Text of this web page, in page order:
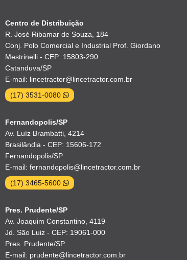
Centro de Distribuição
R. José Ribamar de Souza, 184
Conj. Polo Comercial e Industrial Prof. Giordano
Mestrinelli - CEP: 15803-290
Catanduva/SP
E-mail: lincetractor@lincetractor.com.br
(17) 3531-0080
Fernandopolis/SP
Av. Luíz Brambatti, 4214
Brasilândia - CEP: 15606-172
Fernandopolis/SP
E-mail: fernandopolis@lincetractor.com.br
(17) 3465-5600
Pres. Prudente/SP
Av. Joaquim Constantino, 4119
Jd. São Luiz - CEP: 19061-000
Pres. Prudente/SP
E-mail: prudente@lincetractor.com.br